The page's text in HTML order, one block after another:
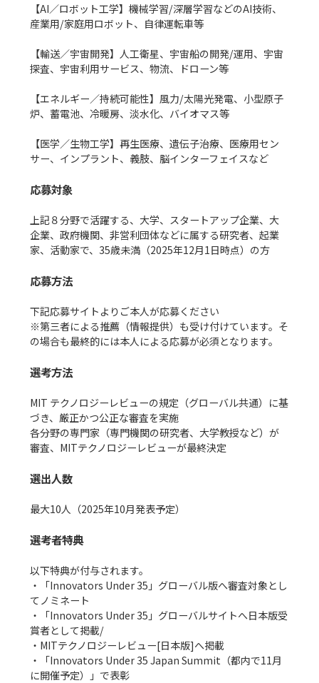
【AI／ロボット工学】機械学習/深層学習などのAI技術、
産業用/家庭用ロボット、自律運転車等
【輸送／宇宙開発】人工衛星、宇宙船の開発/運用、宇宙
探査、宇宙利用サービス、物流、ドローン等
【エネルギー／持続可能性】風力/太陽光発電、小型原子
炉、蓄電池、冷暖房、淡水化、バイオマス等
【医学／生物工学】再生医療、遺伝子治療、医療用セン
サー、インプラント、義肢、脳インターフェイスなど
応募対象
上記８分野で活躍する、大学、スタートアップ企業、大
企業、政府機関、非営利団体などに属する研究者、起業
家、活動家で、35歳未満（2025年12月1日時点）の方
応募方法
下記応募サイトよりご本人が応募ください
※第三者による推薦（情報提供）も受け付けています。そ
の場合も最終的には本人による応募が必須となります。
選考方法
MIT テクノロジーレビューの規定（グローバル共通）に基
づき、厳正かつ公正な審査を実施
各分野の専門家（専門機関の研究者、大学教授など）が
審査、MITテクノロジーレビューが最終決定
選出人数
最大10人（2025年10月発表予定）
選考者特典
以下特典が付与されます。
・「Innovators Under 35」グローバル版へ審査対象とし
てノミネート
・「Innovators Under 35」グローバルサイトへ日本版受
賞者として掲載/
・MITテクノロジーレビュー[日本版]へ掲載
・「Innovators Under 35 Japan Summit（都内で11月
に開催予定）」で表彰